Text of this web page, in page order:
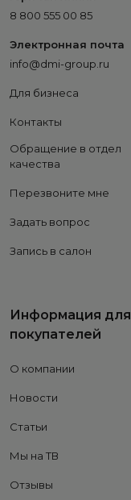
8 800 555 00 85
Электронная почта
info@dmi-group.ru
Для бизнеса
Контакты
Обращение в отдел
качества
Перезвоните мне
Задать вопрос
Запись в салон
Информация для
покупателей
О компании
Новости
Статьи
Мы на ТВ
Отзывы